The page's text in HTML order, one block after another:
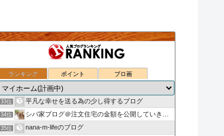
ランキング ポイント ブロ画
31位 いえのつくりかた。
32位 お茶の初めての家づくり◆富士住建◆ブログ
33位 平凡な幸せを送る為の少し得するブログ
34位 シバ家ブログ＠注文住宅の金額を公開していきます
35位 nana-m-lifeのブログ